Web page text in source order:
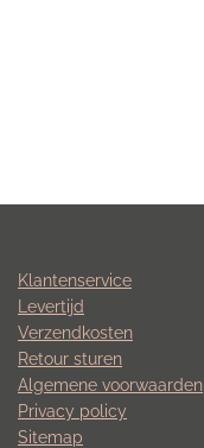
Klantenservice
Levertijd
Verzendkosten
Retour sturen
Algemene voorwaarden
Privacy policy
Sitemap